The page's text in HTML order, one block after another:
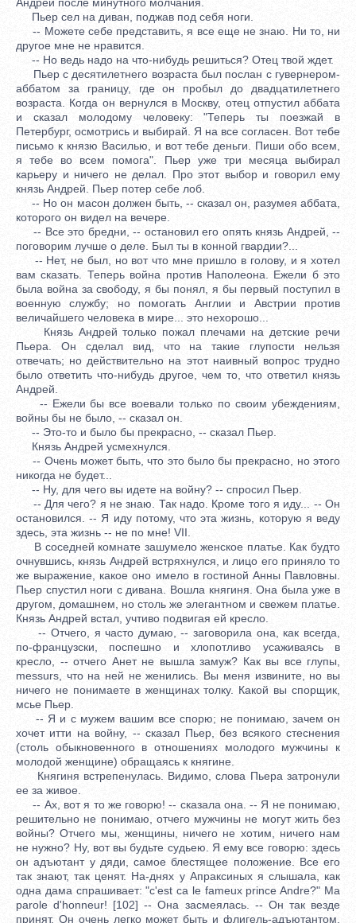
Пьер сел на диван, поджав под себя ноги.
-- Можете себе представить, я все еще не знаю. Ни то, ни
другое мне не нравится.
-- Но ведь надо на что-нибудь решиться? Отец твой ждет.
Пьер с десятилетнего возраста был послан с гувернером-
аббатом за границу, где он пробыл до двадцатилетнего
возраста. Когда он вернулся в Москву, отец отпустил аббата
и сказал молодому человеку: "Теперь ты поезжай в
Петербург, осмотрись и выбирай. Я на все согласен. Вот тебе
письмо к князю Василью, и вот тебе деньги. Пиши обо всем,
я тебе во всем помога". Пьер уже три месяца выбирал
карьеру и ничего не делал. Про этот выбор и говорил ему
князь Андрей. Пьер потер себе лоб.
-- Но он масон должен быть, -- сказал он, разумея аббата,
которого он видел на вечере.
-- Все это бредни, -- остановил его опять князь Андрей, --
поговорим лучше о деле. Был ты в конной гвардии?...
-- Нет, не был, но вот что мне пришло в голову, и я хотел
вам сказать. Теперь война против Наполеона. Ежели б это
была война за свободу, я бы понял, я бы первый поступил в
военную службу; но помогать Англии и Австрии против
величайшего человека в мире... это нехорошо...
Князь Андрей только пожал плечами на детские речи
Пьера. Он сделал вид, что на такие глупости нельзя
отвечать; но действительно на этот наивный вопрос трудно
было ответить что-нибудь другое, чем то, что ответил князь
Андрей.
-- Ежели бы все воевали только по своим убеждениям,
войны бы не было, -- сказал он.
-- Это-то и было бы прекрасно, -- сказал Пьер.
Князь Андрей усмехнулся.
-- Очень может быть, что это было бы прекрасно, но этого
никогда не будет...
-- Ну, для чего вы идете на войну? -- спросил Пьер.
-- Для чего? я не знаю. Так надо. Кроме того я иду... -- Oн
остановился. -- Я иду потому, что эта жизнь, которую я веду
здесь, эта жизнь -- не по мне! VII.
В соседней комнате зашумело женское платье. Как будто
очнувшись, князь Андрей встряхнулся, и лицо его приняло то
же выражение, какое оно имело в гостиной Анны Павловны.
Пьер спустил ноги с дивана. Вошла княгиня. Она была уже в
другом, домашнем, но столь же элегантном и свежем платье.
Князь Андрей встал, учтиво подвигая ей кресло.
-- Отчего, я часто думаю, -- заговорила она, как всегда,
по-французски, поспешно и хлопотливо усаживаясь в
кресло, -- отчего Анет не вышла замуж? Как вы все глупы,
messurs, что на ней не женились. Вы меня извините, но вы
ничего не понимаете в женщинах толку. Какой вы спорщик,
мсье Пьер.
-- Я и с мужем вашим все спорю; не понимаю, зачем он
хочет итти на войну, -- сказал Пьер, без всякого стеснения
(столь обыкновенного в отношениях молодого мужчины к
молодой женщине) обращаясь к княгине.
Княгиня встрепенулась. Видимо, слова Пьера затронули
ее за живое.
-- Ах, вот я то же говорю! -- сказала она. -- Я не понимаю,
решительно не понимаю, отчего мужчины не могут жить без
войны? Отчего мы, женщины, ничего не хотим, ничего нам
не нужно? Ну, вот вы будьте судьею. Я ему все говорю: здесь
он адъютант у дяди, самое блестящее положение. Все его
так знают, так ценят. На-днях у Апраксиных я слышала, как
одна дама спрашивает: "c'est ca le fameux prince Andre?" Ma
parole d'honneur! [102] -- Она засмеялась. -- Он так везде
принят. Он очень легко может быть и флигель-адъютантом.